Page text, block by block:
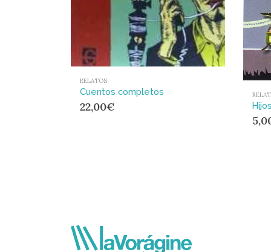
RELATOS
Cuentos completos
22,00€